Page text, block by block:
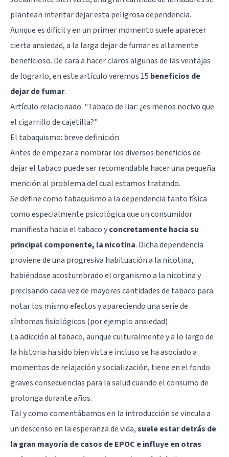
plantean intentar dejar esta peligrosa dependencia.
Aunque es difícil y en un primer momento suele aparecer
cierta ansiedad, a la larga dejar de fumar es altamente
beneficioso. De cara a hacer claros algunas de las ventajas
de lograrlo, en este artículo veremos 15 beneficios de
dejar de fumar.
Artículo relacionado: "Tabaco de liar: ¿es menos nocivo que
el cigarrillo de cajetilla?"
El tabaquismo: breve definición
Antes de empezar a nombrar los diversos beneficios de
dejar el tabaco puede ser recomendable hacer una pequeña
mención al problema del cual estamos tratando.
Se define como tabaquismo a la dependencia tanto física
como especialmente psicológica que un consumidor
manifiesta hacia el tabaco yconcretamente hacia su
principal componente, la nicotina. Dicha dependencia
proviene de una progresiva habituación a la nicotina,
habiéndose acostumbrado el organismo a la nicotina y
precisando cada vez de mayores cantidades de tabaco para
notar los mismo efectos y apareciendo una serie de
síntomas fisiológicos (por ejemplo ansiedad)
La adicción al tabaco, aunque culturalmente y a lo largo de
la historia ha sido bien vista e incluso se ha asociado a
momentos de relajación y socialización, tiene en el fondo
graves consecuencias para la salud cuando el consumo de
prolonga durante años.
Tal y como comentábamos en la introducción se vincula a
un descenso en la esperanza de vida,suele estar detrás de
la gran mayoría de casos de EPOC e influye en otras